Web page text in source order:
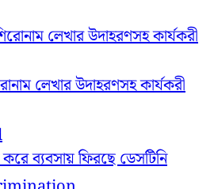
লেখার উদাহরণসহ কার্যকরী
ব্যবসায় ফিরছে ডেসটিনি